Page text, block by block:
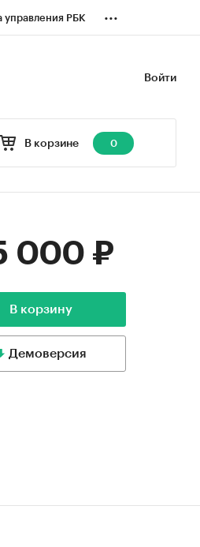
управления РБК ...
Войти
В корзине 0
000 ₽
В корзину
Демоверсия